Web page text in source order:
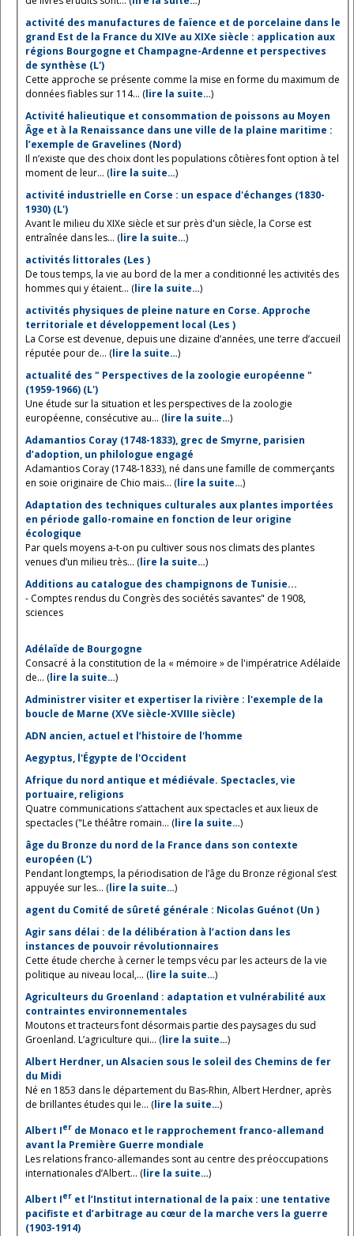
activité des manufactures de faïence et de porcelaine dans le
grand Est de la France du XIVe au XIXe siècle : application aux
régions Bourgogne et Champagne-Ardenne et perspectives
de synthèse (L')
Cette approche se présente comme la mise en forme du maximum de
données fiables sur 114... (lire la suite…)
Activité halieutique et consommation de poissons au Moyen
Âge et à la Renaissance dans une ville de la plaine maritime :
l’exemple de Gravelines (Nord)
Il n’existe que des choix dont les populations côtières font option à tel
moment de leur... (lire la suite…)
activité industrielle en Corse : un espace d'échanges (1830-
1930) (L')
Avant le milieu du XIXe siècle et sur près d'un siècle, la Corse est
entraînée dans les... (lire la suite…)
activités littorales (Les )
De tous temps, la vie au bord de la mer a conditionné les activités des
hommes qui y étaient... (lire la suite…)
activités physiques de pleine nature en Corse. Approche
territoriale et développement local (Les )
La Corse est devenue, depuis une dizaine d’années, une terre d’accueil
réputée pour de... (lire la suite…)
actualité des " Perspectives de la zoologie européenne "
(1959-1966) (L')
Une étude sur la situation et les perspectives de la zoologie
européenne, consécutive au... (lire la suite…)
Adamantios Coray (1748-1833), grec de Smyrne, parisien
d’adoption, un philologue engagé
Adamantios Coray (1748-1833), né dans une famille de commerçants
en soie originaire de Chio mais... (lire la suite…)
Adaptation des techniques culturales aux plantes importées
en période gallo-romaine en fonction de leur origine
écologique
Par quels moyens a-t-on pu cultiver sous nos climats des plantes
venues d’un milieu très... (lire la suite…)
Additions au catalogue des champignons de Tunisie...
- Comptes rendus du Congrès des sociétés savantes" de 1908,
sciences
Adélaïde de Bourgogne
Consacré à la constitution de la « mémoire » de l'impératrice Adélaïde
de... (lire la suite…)
Administrer visiter et expertiser la rivière : l'exemple de la
boucle de Marne (XVe siècle-XVIIIe siècle)
ADN ancien, actuel et l’histoire de l'homme
Aegyptus, l'Égypte de l'Occident
Afrique du nord antique et médiévale. Spectacles, vie
portuaire, religions
Quatre communications s’attachent aux spectacles et aux lieux de
spectacles ("Le théâtre romain... (lire la suite…)
âge du Bronze du nord de la France dans son contexte
européen (L’)
Pendant longtemps, la périodisation de l’âge du Bronze régional s’est
appuyée sur les... (lire la suite…)
agent du Comité de sûreté générale : Nicolas Guénot (Un )
Agir sans délai : de la délibération à l’action dans les
instances de pouvoir révolutionnaires
Cette étude cherche à cerner le temps vécu par les acteurs de la vie
politique au niveau local,... (lire la suite…)
Agriculteurs du Groenland : adaptation et vulnérabilité aux
contraintes environnementales
Moutons et tracteurs font désormais partie des paysages du sud
Groenland. L’agriculture qui... (lire la suite…)
Albert Herdner, un Alsacien sous le soleil des Chemins de fer
du Midi
Né en 1853 dans le département du Bas-Rhin, Albert Herdner, après
de brillantes études qui le... (lire la suite…)
Albert Ier de Monaco et le rapprochement franco-allemand
avant la Première Guerre mondiale
Les relations franco-allemandes sont au centre des préoccupations
internationales d’Albert... (lire la suite…)
Albert Ier et l’Institut international de la paix : une tentative
pacifiste et d’arbitrage au cœur de la marche vers la guerre
(1903-1914)